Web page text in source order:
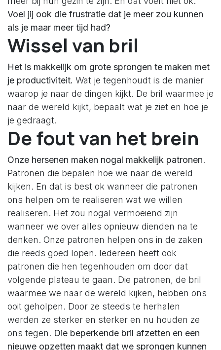
Voel jij ook die frustratie dat je meer zou kunnen
als je maar meer tijd had?
Wissel van bril
Het is makkelijk om grote sprongen te maken met
je productiviteit. Wat je tegenhoudt is de manier
waarop je naar de dingen kijkt. De bril waarmee je
naar de wereld kijkt, bepaalt wat je ziet en hoe je
je gedraagt.
De fout van het brein
Onze hersenen maken nogal makkelijk patronen.
Patronen die bepalen hoe we naar de wereld
kijken. En dat is best ok wanneer die patronen
ons helpen om te realiseren wat we willen
realiseren. Het zou nogal vermoeiend zijn
wanneer we over alles opnieuw dienden na te
denken. Onze patronen helpen ons in de zaken
die reeds goed lopen. Iedereen heeft ook
patronen die hen tegenhouden om door dat
volgende plateau te gaan. Die patronen, de bril
waarmee we naar de wereld kijken, hebben ons
ooit geholpen. Door ze steeds te herhalen
werden ze sterker en sterker en nu houden ze
ons tegen. Die beperkende bril afzetten en een
nieuwe opzetten maakt dat we sprongen kunnen